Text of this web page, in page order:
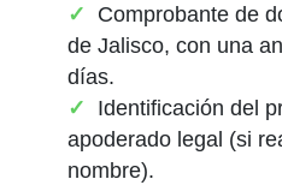
Comprobante de
de Jalisco, con una
días.
Identificación del
apoderado legal (si
nombre).